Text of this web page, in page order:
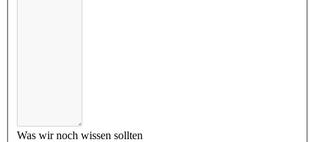
Was wir noch wissen sollten